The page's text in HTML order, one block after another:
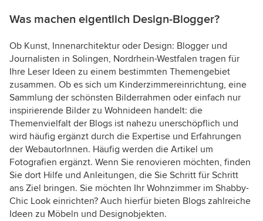
Was machen eigentlich Design-Blogger?
Ob Kunst, Innenarchitektur oder Design: Blogger und
Journalisten in Solingen, Nordrhein-Westfalen tragen für
Ihre Leser Ideen zu einem bestimmten Themengebiet
zusammen. Ob es sich um Kinderzimmereinrichtung, eine
Sammlung der schönsten Bilderrahmen oder einfach nur
inspirierende Bilder zu Wohnideen handelt: die
Themenvielfalt der Blogs ist nahezu unerschöpflich und
wird häufig ergänzt durch die Expertise und Erfahrungen
der WebautorInnen. Häufig werden die Artikel um
Fotografien ergänzt. Wenn Sie renovieren möchten, finden
Sie dort Hilfe und Anleitungen, die Sie Schritt für Schritt
ans Ziel bringen. Sie möchten Ihr Wohnzimmer im Shabby-
Chic Look einrichten? Auch hierfür bieten Blogs zahlreiche
Ideen zu Möbeln und Designobjekten.